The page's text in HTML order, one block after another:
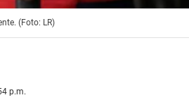
(Foto: LR)
p.m.